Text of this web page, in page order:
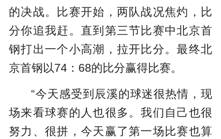
的决战。比赛开始，两队战况焦灼，比
分你追我赶。直到第三节比赛中北京首
钢打出一个小高潮，拉开比分。最终北
京首钢以74：68的比分赢得比赛。
“今天感受到辰溪的球迷很热情，现
场来看球赛的人也很多。我们自己也很
努力、很拼，今天赢了第一场比赛也算